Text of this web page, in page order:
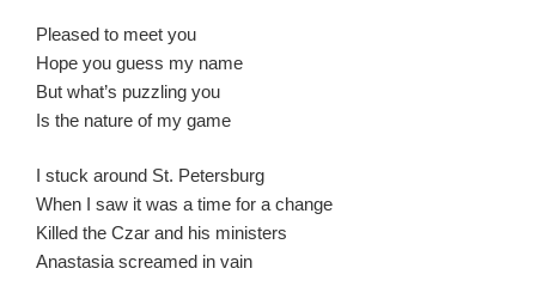
Pleased to meet you
Hope you guess my name
But what’s puzzling you
Is the nature of my game
I stuck around St. Petersburg
When I saw it was a time for a change
Killed the Czar and his ministers
Anastasia screamed in vain